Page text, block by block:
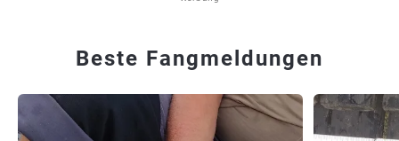
Beste Fangmeldungen